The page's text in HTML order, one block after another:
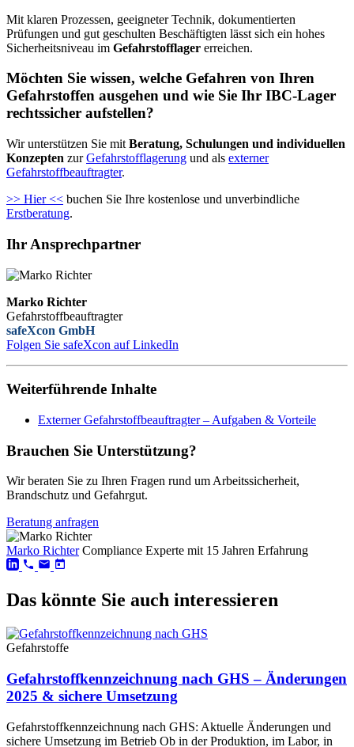
Mit klaren Prozessen, geeigneter Technik, dokumentierten
Prüfungen und gut geschulten Beschäftigten lässt sich ein hohes
Sicherheitsniveau im Gefahrstofflager erreichen.
Möchten Sie wissen, welche Gefahren von Ihren
Gefahrstoffen ausgehen und wie Sie Ihr IBC-Lager
rechtssicher aufstellen?
Wir unterstützen Sie mit Beratung, Schulungen und individuellen
Konzepten zurGefahrstofflagerung und als externer
Gefahrstoffbeauftragter.
>> Hier << buchen Sie Ihre kostenlose und unverbindliche
Erstberatung.
Ihr Ansprechpartner
Marko Richter
Gefahrstoffbeauftragter
safeXcon GmbH
Folgen Sie safeXcon auf LinkedIn
Weiterführende Inhalte
Externer Gefahrstoffbeauftragter – Aufgaben & Vorteile
Brauchen Sie Unterstützung?
Wir beraten Sie zu Ihren Fragen rund um Arbeitssicherheit,
Brandschutz und Gefahrgut.
Beratung anfragen
Marko Richter Compliance Experte mit 15 Jahren Erfahrung
Das könnte Sie auch interessieren
Gefahrstoffe
Gefahrstoffkennzeichnung nach GHS – Änderungen
2025 & sichere Umsetzung
Gefahrstoffkennzeichnung nach GHS: Aktuelle Änderungen und
sichere Umsetzung im Betrieb Ob in der Produktion, im Labor, in